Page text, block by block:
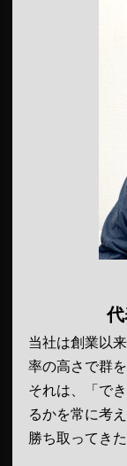
当社は創業以
率の高さで群
それは、「で
るかを常に考
勝ち取ってきた